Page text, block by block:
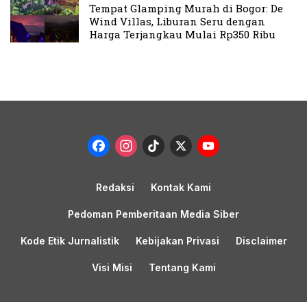
Tempat Glamping Murah di Bogor: De
Wind Villas, Liburan Seru dengan
Harga Terjangkau Mulai Rp350 Ribu
Facebook
Instagram
TikTok
X
Redaksi Kontak Kami
Pedoman Pemberitaan Media Siber
Kode Etik Jurnalistik Kebijakan Privasi Disclaimer
Visi Misi Tentang Kami